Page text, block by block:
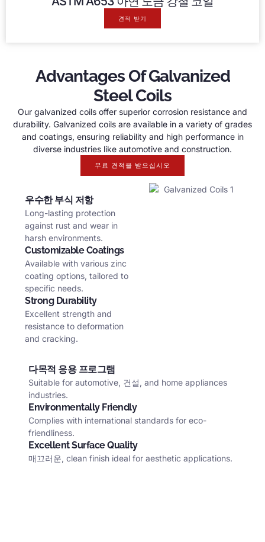
견적 받기
Advantages Of Galvanized
Steel Coils
Our galvanized coils offer superior corrosion resistance and
durability. Galvanized coils are available in a variety of grades
and coatings, ensuring reliability and high performance in
diverse industries like automotive and construction.
무료 견적을 받으십시오
우수한 부식 저항
Long-lasting protection
against rust and wear in
harsh environments.
Customizable Coatings
Available with various zinc
coating options, tailored to
specific needs.
Strong Durability
Excellent strength and
resistance to deformation
and cracking.
다목적 응용 프로그램
Suitable for automotive, 건설, and home appliances
industries.
Environmentally Friendly
Complies with international standards for eco-
friendliness.
Excellent Surface Quality
매끄러운, clean finish ideal for aesthetic applications.